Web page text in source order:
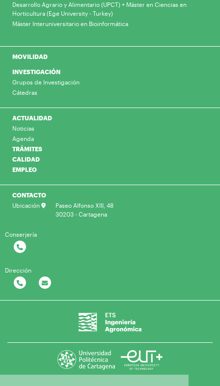
Desarrollo Agrario y Alimentario (UPCT) + Máster en Ciencias en
Horticultura (Ege University - Turkey)
Máster Interuniversitario en Bioinformática
MOVILIDAD
INVESTIGACIÓN
Grupos de Investigación
Cátedras
ACTUALIDAD
Noticias
Agenda
TRÁMITES
CALIDAD
EMPLEO
CONTACTO
Ubicación
Paseo Alfonso XIII, 48
30203 - Cartagena
Conserjería
Dirección